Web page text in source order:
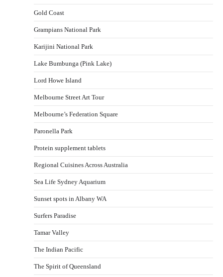
Gold Coast
Grampians National Park
Karijini National Park
Lake Bumbunga (Pink Lake)
Lord Howe Island
Melbourne Street Art Tour
Melbourne’s Federation Square
Paronella Park
Protein supplement tablets
Regional Cuisines Across Australia
Sea Life Sydney Aquarium
Sunset spots in Albany WA
Surfers Paradise
Tamar Valley
The Indian Pacific
The Spirit of Queensland